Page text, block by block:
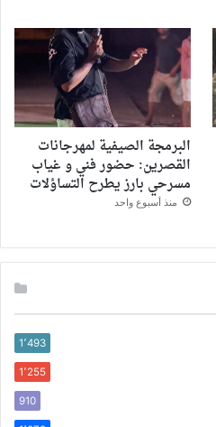
البرمجة الصيفية لمهرجانات
القصرين: حضور فني و غياب
مسرحي بارز يطرح التساؤلات
منذ أسبوع واحد
1٬493
1٬255
910